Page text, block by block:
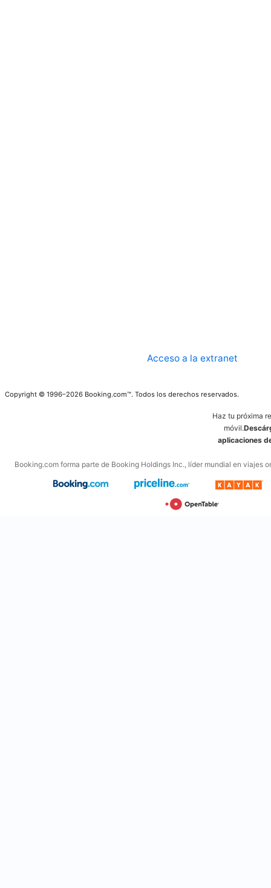
Acceso a la extranet
Copyright © 1996–2026 Booking.com™. Todos los derechos reservados.
Haz tu próxima
móvil.
aplicaciones
Booking.com forma parte de Booking Holdings Inc., líder mundial en viajes